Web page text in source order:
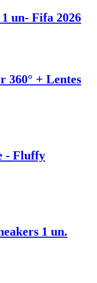
un- Fifa 2026
360° + Lentes
- Fluffy
1 un.